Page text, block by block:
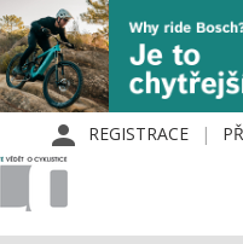
REGISTRACE